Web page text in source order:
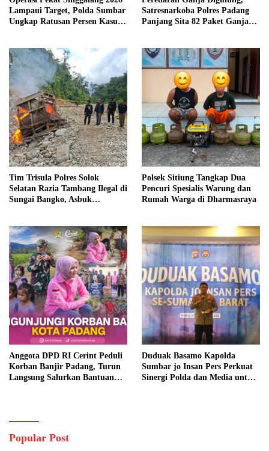
Lampaui Target, Polda Sumbar
Ungkap Ratusan Persen Kasus
Satresnarkoba Polres Padang
Panjang Sita 82 Paket Ganja
Tim Trisula Polres Solok
Selatan Razia Tambang Ilegal di
Sungai Bangko, Asbuk
Polsek Sitiung Tangkap Dua
Pencuri Spesialis Warung dan
Rumah Warga di Dharmasraya
Anggota DPD RI Cerint Peduli
Korban Banjir Padang, Turun
Langsung Salurkan Bantuan
Duduak Basamo Kapolda
Sumbar jo Insan Pers Perkuat
Sinergi Polda dan Media untuk
Popular Post